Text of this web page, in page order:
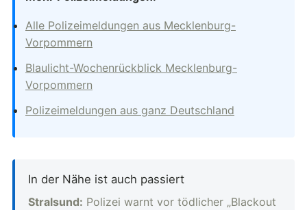
Alle Polizeimeldungen aus Mecklenburg-
Vorpommern
Blaulicht-Wochenrückblick Mecklenburg-
Vorpommern
Polizeimeldungen aus ganz Deutschland
In der Nähe ist auch passiert
Stralsund: Polizei warnt vor tödlicher „Blackout